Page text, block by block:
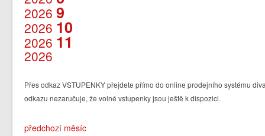
2026 9
2026 10
2026 11
2026
Přes odkaz VSTUPENKY přejdete přímo do online prodejního systému
odkazu nezaručuje, že volné vstupenky jsou ještě k dispozici.
předchozí měsíc